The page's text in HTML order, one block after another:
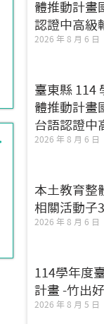
體推動計畫
認證中高級
2026 年 8 月 6 日
臺東縣 114
體推動計畫
台語認證中
2026 年 8 月 6 日
本土教育整
相關活動子
2026 年 8 月 6 日
114學年度
計畫 -竹出
2026 年 8 月 5 日